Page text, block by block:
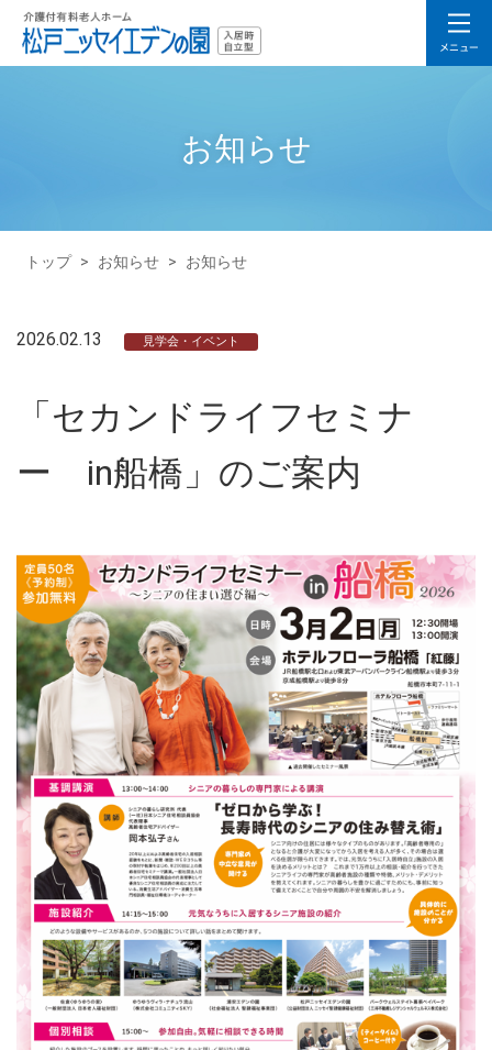
お知らせ
トップ > お知らせ > お知らせ
2026.02.13 見学会・イベント
「セカンドライフセミナ
ー in船橋」のご案内